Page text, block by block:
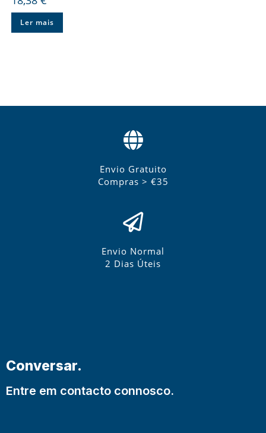
Ler mais
Envio Gratuito
Compras > €35
Envio Normal
2 Dias Úteis
Conversar.
Entre em contacto connosco.